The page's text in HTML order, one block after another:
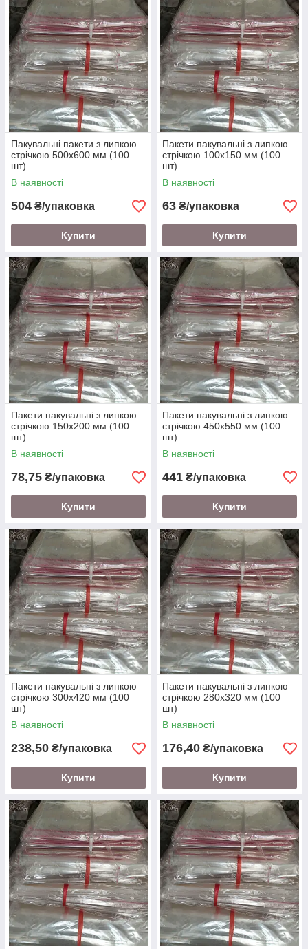
Пакувальні пакети з липкою
стрічкою 500х600 мм (100
шт)
В наявності
504 ₴/упаковка
Купити
Пакети пакувальні з липкою
стрічкою 100х150 мм (100
шт)
В наявності
63 ₴/упаковка
Купити
Пакети пакувальні з липкою
стрічкою 150х200 мм (100
шт)
В наявності
78,75 ₴/упаковка
Купити
Пакети пакувальні з липкою
стрічкою 450х550 мм (100
шт)
В наявності
441 ₴/упаковка
Купити
Пакети пакувальні з липкою
стрічкою 300х420 мм (100
шт)
В наявності
238,50 ₴/упаковка
Купити
Пакети пакувальні з липкою
стрічкою 280х320 мм (100
шт)
В наявності
176,40 ₴/упаковка
Купити